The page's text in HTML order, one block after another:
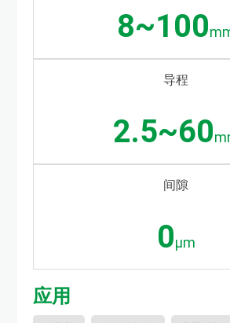
8~100
导程
2.5~60
间隙
0µm
应用